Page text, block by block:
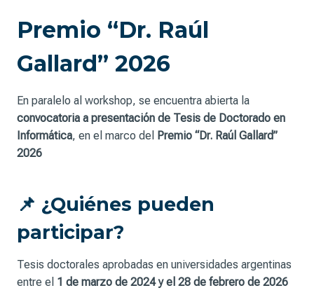
Premio “Dr. Raúl
Gallard” 2026
En paralelo al workshop, se encuentra abierta la
convocatoria a presentación de Tesis de Doctorado en
Informática, en el marco del Premio “Dr. Raúl Gallard”
2026
📌 ¿Quiénes pueden
participar?
Tesis doctorales aprobadas en universidades argentinas
entre el 1 de marzo de 2024 y el 28 de febrero de 2026